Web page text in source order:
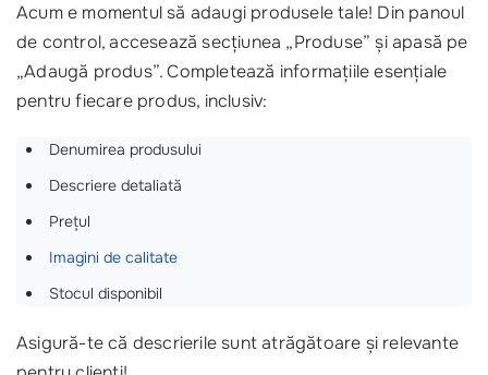
Acum e momentul să adaugi produsele tale! Din panoul
de control, accesează secțiunea „Produse” și apasă pe
„Adaugă produs”. Completează informațiile esențiale
pentru fiecare produs, inclusiv:
Denumirea produsului
Descriere detaliată
Prețul
Imagini de calitate
Stocul disponibil
Asigură-te că descrierile sunt atrăgătoare și relevante